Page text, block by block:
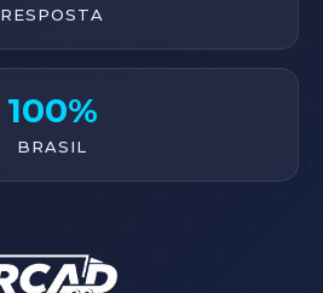
RESPOSTA
100%
BRASIL